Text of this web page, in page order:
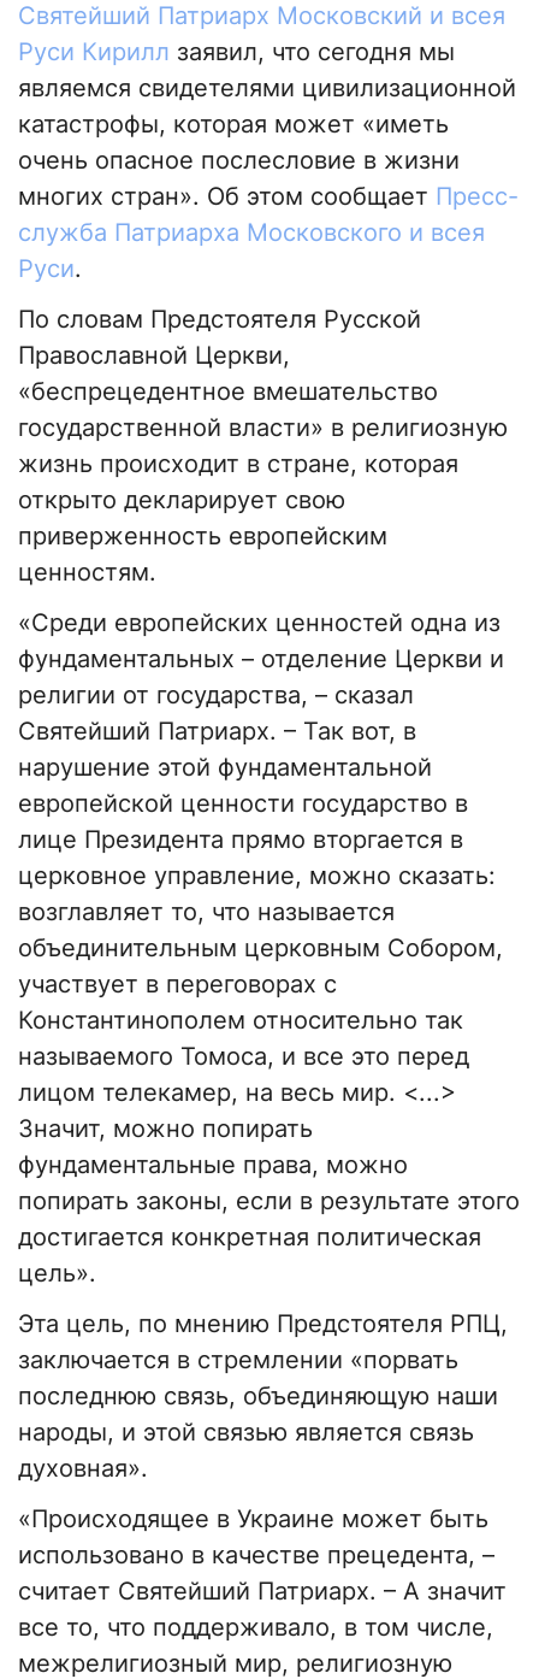
Святейший Патриарх Московский и всея
Руси Кирилл заявил, что сегодня мы
являемся свидетелями цивилизационной
катастрофы, которая может «иметь
очень опасное послесловие в жизни
многих стран». Об этом сообщает Пресс-
служба Патриарха Московского и всея
Руси.
По словам Предстоятеля Русской
Православной Церкви,
«беспрецедентное вмешательство
государственной власти» в религиозную
жизнь происходит в стране, которая
открыто декларирует свою
приверженность европейским
ценностям.
«Среди европейских ценностей одна из
фундаментальных – отделение Церкви и
религии от государства, – сказал
Святейший Патриарх. – Так вот, в
нарушение этой фундаментальной
европейской ценности государство в
лице Президента прямо вторгается в
церковное управление, можно сказать:
возглавляет то, что называется
объединительным церковным Собором,
участвует в переговорах с
Константинополем относительно так
называемого Томоса, и все это перед
лицом телекамер, на весь мир. <...>
Значит, можно попирать
фундаментальные права, можно
попирать законы, если в результате этого
достигается конкретная политическая
цель».
Эта цель, по мнению Предстоятеля РПЦ,
заключается в стремлении «порвать
последнюю связь, объединяющую наши
народы, и этой связью является связь
духовная».
«Происходящее в Украине может быть
использовано в качестве прецедента, –
считает Святейший Патриарх. – А значит
все то, что поддерживало, в том числе,
межрелигиозный мир, религиозную